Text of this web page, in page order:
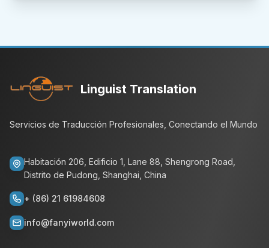
Linguist Translation
Servicios de Traducción Profesionales, Conectando el Mundo
Habitación 206, Edificio 1, Lane 88, Shengrong Road,
Distrito de Pudong, Shanghai, China
+ (86) 21 61984608
info@fanyiworld.com